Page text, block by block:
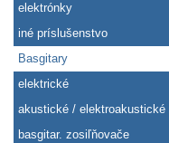
elektrónky
iné príslušenstvo
Basgitary
elektrické
akustické / elektroakustické
basgitar. zosiľňovače